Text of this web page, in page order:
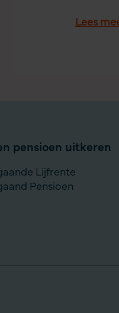
Lees
pensioen uitkeren
Lijfrente
Pensioen